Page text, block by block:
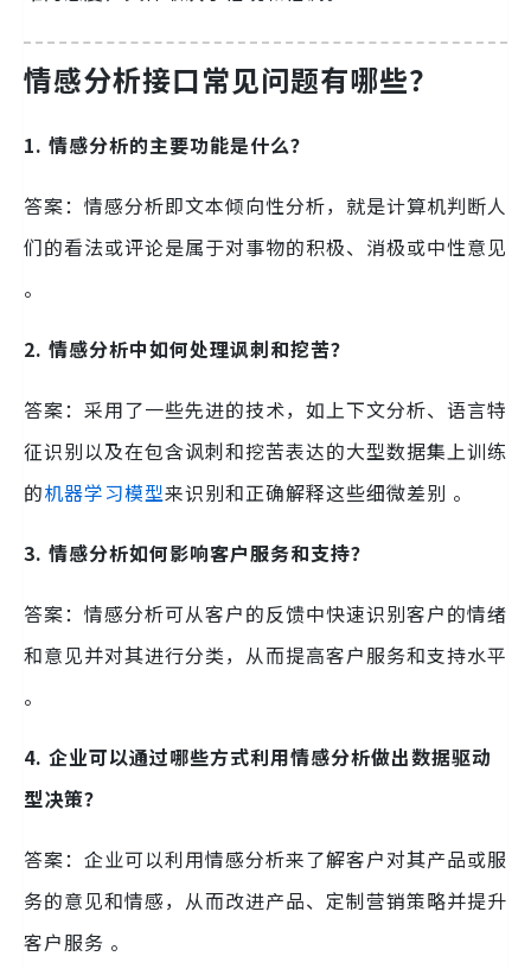
情感分析接口常见问题有哪些？
1. 情感分析的主要功能是什么？
答案：情感分析即文本倾向性分析，就是计算机判断人
们的看法或评论是属于对事物的积极、消极或中性意见
。
2. 情感分析中如何处理讽刺和挖苦？
答案：采用了一些先进的技术，如上下文分析、语言特
征识别以及在包含讽刺和挖苦表达的大型数据集上训练
的机器学习模型来识别和正确解释这些细微差别 。
3. 情感分析如何影响客户服务和支持？
答案：情感分析可从客户的反馈中快速识别客户的情绪
和意见并对其进行分类，从而提高客户服务和支持水平
。
4. 企业可以通过哪些方式利用情感分析做出数据驱动
型决策？
答案：企业可以利用情感分析来了解客户对其产品或服
务的意见和情感，从而改进产品、定制营销策略并提升
客户服务 。